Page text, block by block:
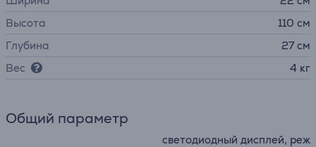
Высота
110 см
Глубина
27 см
Вес
4 кг
Общий параметр
светодиодный дисплей, реж